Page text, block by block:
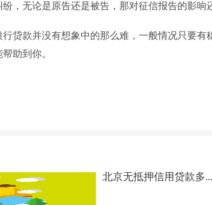
，无论是原告还是被告，那对征信报告的影响
贷款并没有想象中的那么难，一般情况只要
助到你。
北京无抵押信用贷款多...